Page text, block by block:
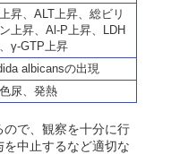
昇、ALT上昇、総ビリ
上昇、Al-P上昇、LDH
γ-GTP上昇
albicansの出現
尿、発熱
で、観察を十分に行
中止するなど適切な